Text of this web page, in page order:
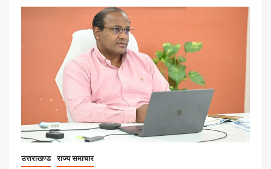
उत्तराखण्ड राज्य समाचार